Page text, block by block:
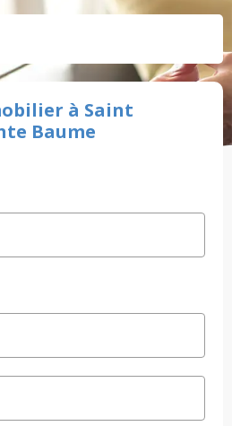
à Saint
Baume